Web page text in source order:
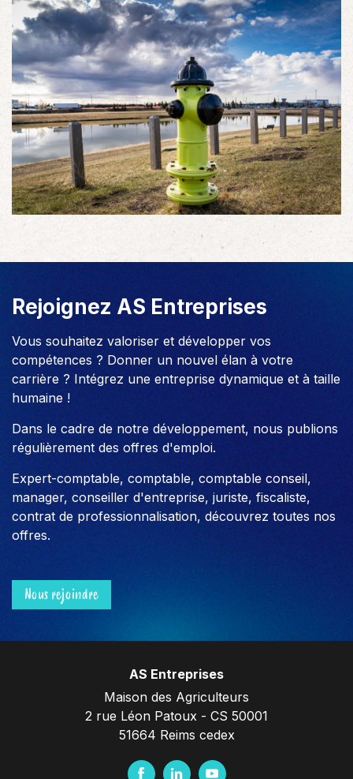
Rejoignez AS Entreprises
Vous souhaitez valoriser et développer vos
compétences ? Donner un nouvel élan à votre
carrière ? Intégrez une entreprise dynamique et à taille
humaine !
Dans le cadre de notre développement, nous publions
régulièrement des offres d'emploi.
Expert-comptable, comptable, comptable conseil,
manager, conseiller d'entreprise, juriste, fiscaliste,
contrat de professionnalisation, découvrez toutes nos
offres.
Nous rejoindre
AS Entreprises
Maison des Agriculteurs
2 rue Léon Patoux - CS 50001
51664 Reims cedex